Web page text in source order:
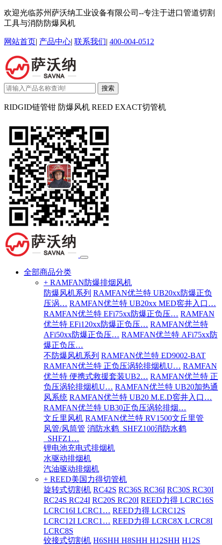
欢迎光临苏州萨沃纳工业设备有限公司--专注于进口管道切割
工具与消防防爆风机
网站首页| 产品中心| 联系我们| 400-004-0512
搜索
RIDGID链管钳 防爆风机 REED EXACT切管机
全部商品分类
+ RAMFAN防爆排烟风机
防爆风机系列 RAMFAN优兰特 UB20xx防爆正负
压涡… RAMFAN优兰特 UB20xx MED窖井入口…
RAMFAN优兰特 EFi75xx防爆正负压… RAMFAN
优兰特 EFi120xx防爆正负压… RAMFAN优兰特
AFi50xx防爆正负压… RAMFAN优兰特 AFi75xx防
爆正负压…
不防爆风机系列 RAMFAN优兰特 ED9002-BAT
RAMFAN优兰特 正负压涡轮排烟机U… RAMFAN
优兰特 便携式救援套装UB2… RAMFAN优兰特 正
负压涡轮排烟机U… RAMFAN优兰特 UB20加热通
风系统 RAMFAN优兰特 UB20 M.E.D窖井入口…
RAMFAN优兰特 UB30正负压涡轮排烟…
文丘里风机 RAMFAN优兰特 RV1500文丘里管
风管/风筒管 消防水鹤_SHFZ100消防水鹤
_SHFZ1…
锂电池充电式排烟机
水驱动排烟机
汽油驱动排烟机
+ REED美国力得切管机
旋转式切割机 RC42S RC36S RC36I RC30S RC30I
RC24S RC24I RC20S RC20I REED力得 LCRC16S
LCRC16I LCRC1… REED力得 LCRC12S
LCRC12I LCRC1… REED力得 LCRC8X LCRC8I
LCRC8S
铰接式切割机 H6SHH H8SHH H12SHH H12S